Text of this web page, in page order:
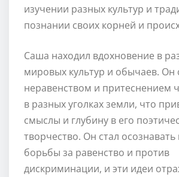
изучении разных культур и
познании своих корней и
Саша находил вдохновение в
мировых культур и обычаев. Он
неравенством и притеснением
в разных уголках земли, что
смыслы и глубину в его
творчество. Он стал
борьбы за равенство и против
дискриминации, и эти идеи